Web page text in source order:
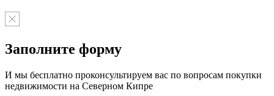
Заполните форму
И мы бесплатно проконсультируем вас по вопросам покупки
недвижимости на Северном Кипре